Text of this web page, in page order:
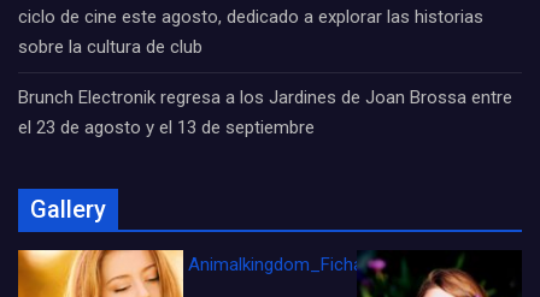
ciclo de cine este agosto, dedicado a explorar las historias
sobre la cultura de club
Brunch Electronik regresa a los Jardines de Joan Brossa entre
el 23 de agosto y el 13 de septiembre
Gallery
Animalkingdom_FichaCine